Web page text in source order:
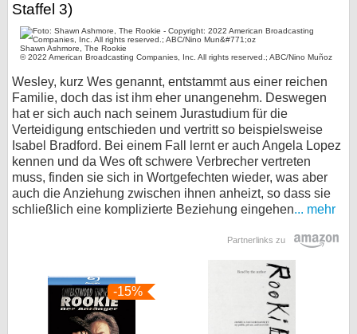
Staffel 3)
Shawn Ashmore, The Rookie
© 2022 American Broadcasting Companies, Inc. All rights reserved.; ABC/Nino Muñoz
Wesley, kurz Wes genannt, entstammt aus einer reichen
Familie, doch das ist ihm eher unangenehm. Deswegen
hat er sich auch nach seinem Jurastudium für die
Verteidigung entschieden und vertritt so beispielsweise
Isabel Bradford. Bei einem Fall lernt er auch Angela Lopez
kennen und da Wes oft schwere Verbrecher vertreten
muss, finden sie sich in Wortgefechten wieder, was aber
auch die Anziehung zwischen ihnen anheizt, so dass sie
schließlich eine komplizierte Beziehung eingehen... mehr
Partnerlinks zu
-15%